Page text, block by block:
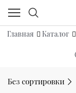
Главная Каталог
Без сортировки